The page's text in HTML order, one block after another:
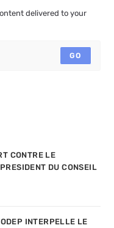
delivered to your
GO
CONTRE LE
DU CONSEIL
INTERPELLE LE